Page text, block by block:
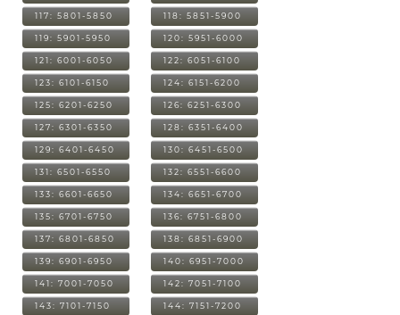
117: 5801-5850 118: 5851-5900
119: 5901-5950 120: 5951-6000
121: 6001-6050 122: 6051-6100
123: 6101-6150 124: 6151-6200
125: 6201-6250 126: 6251-6300
127: 6301-6350 128: 6351-6400
129: 6401-6450 130: 6451-6500
131: 6501-6550 132: 6551-6600
133: 6601-6650 134: 6651-6700
135: 6701-6750 136: 6751-6800
137: 6801-6850 138: 6851-6900
139: 6901-6950 140: 6951-7000
141: 7001-7050 142: 7051-7100
143: 7101-7150 144: 7151-7200